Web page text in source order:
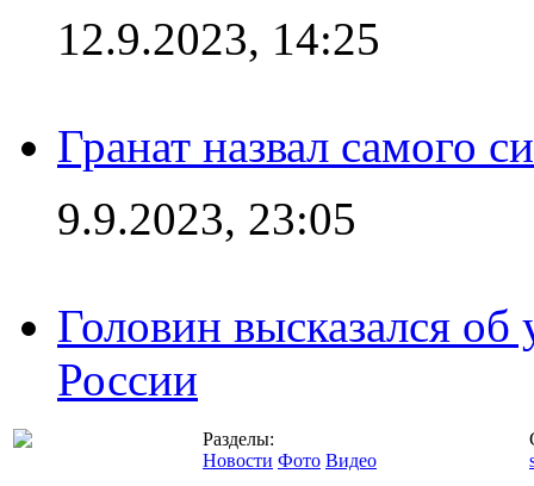
12.9.2023, 14:25
Гранат назвал самого
9.9.2023, 23:05
Головин высказался
России
Разделы:
Новости Фото Видео